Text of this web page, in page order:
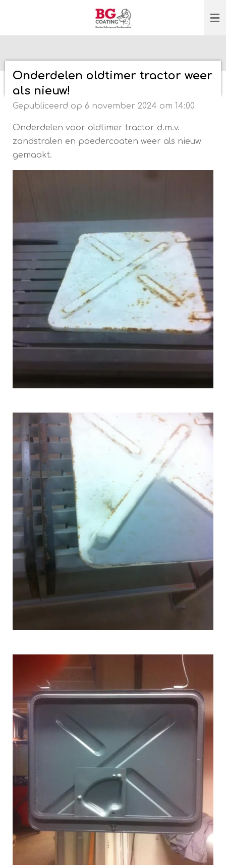
Onderdelen oldtimer tractor weer
als nieuw!
Gepubliceerd op 6 november 2024 om 14:00
Onderdelen voor oldtimer tractor d.m.v.
zandstralen en poedercoaten weer als nieuw
gemaakt.